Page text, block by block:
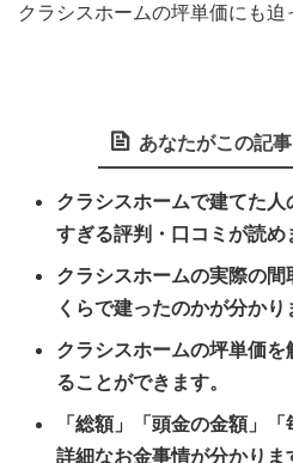
クラシスホームの坪単価にも迫
あなたがこの記
クラシスホームで建てた
すぎる評判・口コミが読め
クラシスホームの実際の
くらで建ったのかが分かり
クラシスホームの坪単価
ることができます。
「総額」「頭金の金額」
詳細なお金事情が分かりま